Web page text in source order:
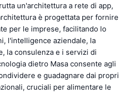
un'architettura a rete di app,
è progettata per fornire
per le imprese, facilitando lo
l'intelligence aziendale, la
la consulenza e i servizi di
dietro Masa consente agli
e guadagnare dai propri
cruciali per alimentare le